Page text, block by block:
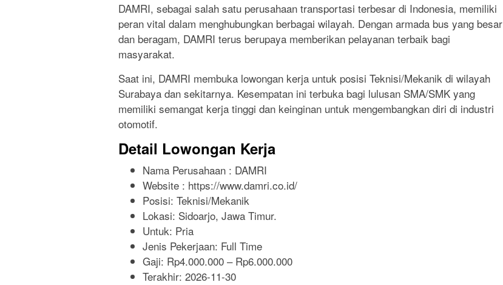
DAMRI, sebagai salah satu perusahaan transportasi terbesar di Indonesia, memiliki
peran vital dalam menghubungkan berbagai wilayah. Dengan armada bus yang besar
dan beragam, DAMRI terus berupaya memberikan pelayanan terbaik bagi
masyarakat.
Saat ini, DAMRI membuka lowongan kerja untuk posisi Teknisi/Mekanik di wilayah
Surabaya dan sekitarnya. Kesempatan ini terbuka bagi lulusan SMA/SMK yang
memiliki semangat kerja tinggi dan keinginan untuk mengembangkan diri di industri
otomotif.
Detail Lowongan Kerja
Nama Perusahaan : DAMRI
Website : https://www.damri.co.id/
Posisi: Teknisi/Mekanik
Lokasi: Sidoarjo, Jawa Timur.
Untuk: Pria
Jenis Pekerjaan: Full Time
Gaji: Rp4.000.000 – Rp6.000.000
Terakhir: 2026-11-30